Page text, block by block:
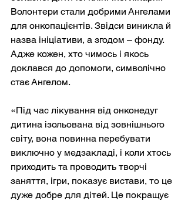
Волонтери стали добрими Ангелами
для онкопацієнтів. Звідси виникла й
назва ініціативи, а згодом – фонду.
Адже кожен, хто чимось і якось
доклався до допомоги, символічно
стає Ангелом.
«Під час лікування від онконедуг
дитина ізольована від зовнішнього
світу, вона повинна перебувати
виключно у медзакладі, і коли хтось
приходить та проводить творчі
заняття, ігри, показує вистави, то це
дуже добре для дітей. Це покращує